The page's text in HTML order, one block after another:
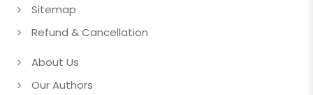
Sitemap
Refund & Cancellation
About Us
Our Authors